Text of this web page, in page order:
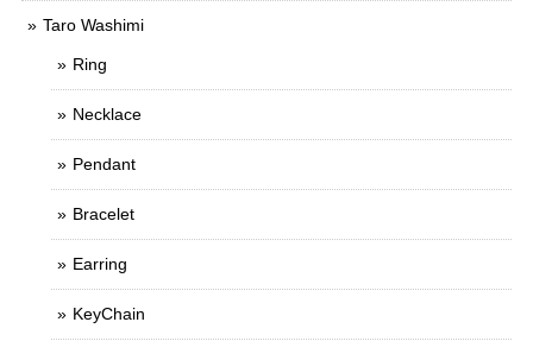
Taro Washimi
Ring
Necklace
Pendant
Bracelet
Earring
KeyChain